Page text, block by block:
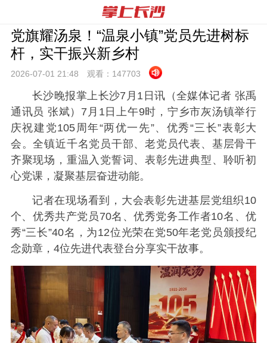
党旗耀汤泉！“温泉小镇”党员先进树标
杆，实干振兴新乡村
2026-07-01 21:48 观看： 147703
长沙晚报掌上长沙7月1日讯（全媒体记者 张禹
通讯员 张斌）7月1日上午9时，宁乡市灰汤镇举行
庆祝建党105周年“两优一先”、优秀“三长”表彰大
会。全镇近千名党员干部、老党员代表、基层骨干
齐聚现场，重温入党誓词、表彰先进典型、聆听初
心党课，凝聚基层奋进动能。
记者在现场看到，大会表彰先进基层党组织10
个、优秀共产党员70名、优秀党务工作者10名、优
秀“三长”40名，为12位光荣在党50年老党员颁授纪
念勋章，4位先进代表登台分享实干故事。